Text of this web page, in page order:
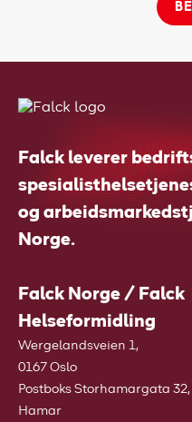
Falck leverer
og
Norge.
Falck Norge / Falck
Helseformidling
Wergelandsveien 1,
0167 Oslo
Postboks Storhamargata 32,
Hamar